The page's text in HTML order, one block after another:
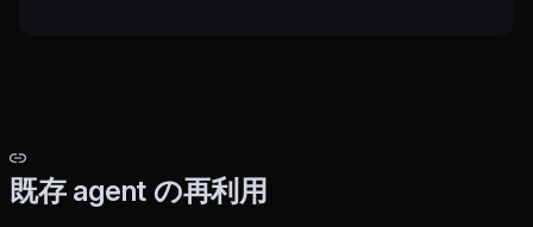
既存 agent の再利用